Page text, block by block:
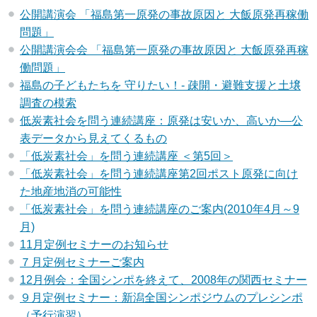
公開講演会 「福島第一原発の事故原因と 大飯原発再稼働
問題」
公開講演会会 「福島第一原発の事故原因と 大飯原発再稼
働問題」
福島の子どもたちを 守りたい！‐ 疎開・避難支援と土壌
調査の模索
低炭素社会を問う連続講座：原発は安いか、高いか―公
表データから見えてくるもの
「低炭素社会」を問う連続講座 ＜第5回＞
「低炭素社会」を問う連続講座第2回ポスト原発に向け
た地産地消の可能性
「低炭素社会」を問う連続講座のご案内(2010年4月～9
月)
11月定例セミナーのお知らせ
７月定例セミナーご案内
12月例会：全国シンポを終えて、2008年の関西セミナー
９月定例セミナー：新潟全国シンポジウムのプレシンポ